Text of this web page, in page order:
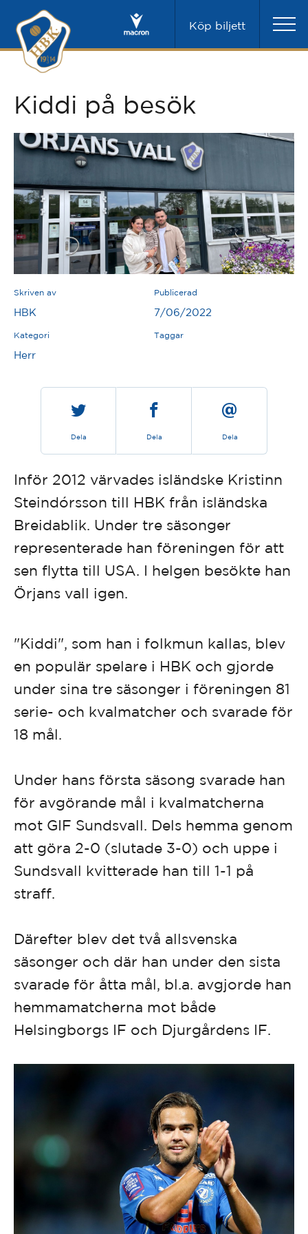
Köp biljett
Kiddi på besök
Skriven av
HBK
Publicerad
7/06/2022
Kategori
Herr
Taggar
Dela Dela Dela
Inför 2012 värvades isländske Kristinn
Steindórsson till HBK från isländska
Breidablik. Under tre säsonger
representerade han föreningen för att
sen flytta till USA. I helgen besökte han
Örjans vall igen.
"Kiddi", som han i folkmun kallas, blev
en populär spelare i HBK och gjorde
under sina tre säsonger i föreningen 81
serie- och kvalmatcher och svarade för
18 mål.
Under hans första säsong svarade han
för avgörande mål i kvalmatcherna
mot GIF Sundsvall. Dels hemma genom
att göra 2-0 (slutade 3-0) och uppe i
Sundsvall kvitterade han till 1-1 på
straff.
Därefter blev det två allsvenska
säsonger och där han under den sista
svarade för åtta mål, bl.a. avgjorde han
hemmamatcherna mot både
Helsingborgs IF och Djurgårdens IF.